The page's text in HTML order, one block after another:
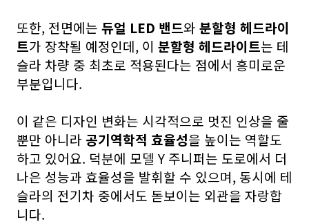
또한, 전면에는 듀얼 LED 밴드와 분할형 헤드라이
트가 장착될 예정인데, 이 분할형 헤드라이트는 테
슬라 차량 중 최초로 적용된다는 점에서 흥미로운
부분입니다.
이 같은 디자인 변화는 시각적으로 멋진 인상을 줄
뿐만 아니라 공기역학적 효율성을 높이는 역할도
하고 있어요. 덕분에 모델 Y 주니퍼는 도로에서 더
나은 성능과 효율성을 발휘할 수 있으며, 동시에 테
슬라의 전기차 중에서도 돋보이는 외관을 자랑합
니다.